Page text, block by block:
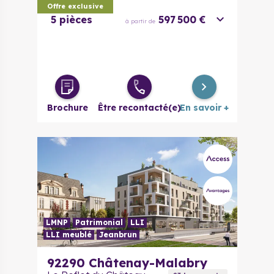
Offre exclusive
5 pièces à partir de 597 500 €
Brochure Être recontacté(e)En savoir +
LMNP Patrimonial
LLI
LLI meublé
Jeanbrun
92290 Châtenay-Malabry